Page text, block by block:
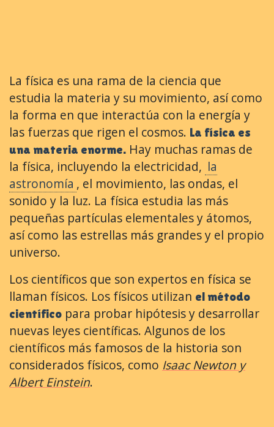
La física es una rama de la ciencia que
estudia la materia y su movimiento, así como
la forma en que interactúa con la energía y
las fuerzas que rigen el cosmos. La física es
una materia enorme. Hay muchas ramas de
la física, incluyendo la electricidad, la
astronomía , el movimiento, las ondas, el
sonido y la luz. La física estudia las más
pequeñas partículas elementales y átomos,
así como las estrellas más grandes y el propio
universo.
Los científicos que son expertos en física se
llaman físicos. Los físicos utilizan el método
científico para probar hipótesis y desarrollar
nuevas leyes científicas. Algunos de los
científicos más famosos de la historia son
considerados físicos, como Isaac Newton y
Albert Einstein.